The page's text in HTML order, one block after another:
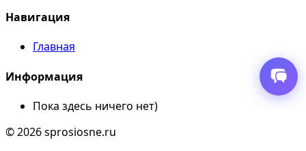
Навигация
Главная
Информация
Пока здесь ничего нет)
© 2026 sprosiosne.ru